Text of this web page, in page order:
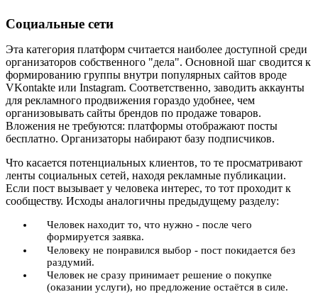
Социальные сети
Эта категория платформ считается наиболее доступной среди
организаторов собственного "дела". Основной шаг сводится к
формированию группы внутри популярных сайтов вроде
VKontakte или Instagram. Соответственно, заводить аккаунты
для рекламного продвижения гораздо удобнее, чем
организовывать сайты брендов по продаже товаров.
Вложения не требуются: платформы отображают посты
бесплатно. Организаторы набирают базу подписчиков.
Что касается потенциальных клиентов, то те просматривают
ленты социальных сетей, находя рекламные публикации.
Если пост вызывает у человека интерес, то тот проходит к
сообществу. Исходы аналогичны предыдущему разделу:
Человек находит то, что нужно - после чего
формируется заявка.
Человеку не понравился выбор - пост покидается без
раздумий.
Человек не сразу принимает решение о покупке
(оказании услуги), но предложение остаётся в силе.